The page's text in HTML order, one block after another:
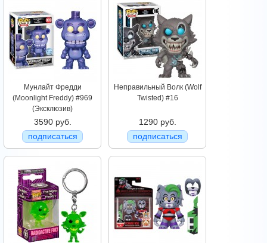
Мунлайт Фредди
(Moonlight Freddy) #969
(Эксклюзив)
3590 руб.
подписаться
Неправильный Волк (Wolf
Twisted) #16
1290 руб.
подписаться